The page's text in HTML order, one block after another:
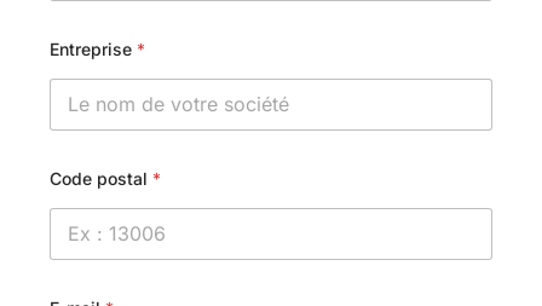
Entreprise *
Code postal *